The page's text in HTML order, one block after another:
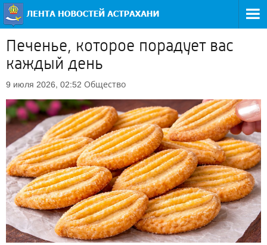
Печенье, которое порадует вас
каждый день
9 июля 2026, 02:52 Общество